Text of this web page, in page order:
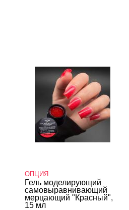
ОПЦИЯ
Гель моделирующий
самовыравнивающий
мерцающий "Красный",
15 мл